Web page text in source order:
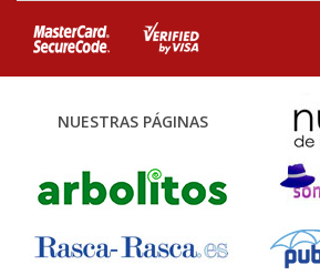
NUESTRAS PÁGINAS